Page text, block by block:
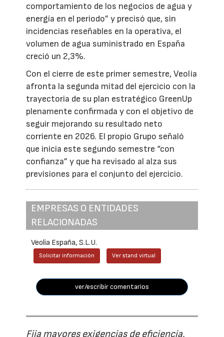
comportamiento de los negocios de agua y
energía en el periodo” y precisó que, sin
incidencias reseñables en la operativa, el
volumen de agua suministrado en España
creció un 2,3%.
Con el cierre de este primer semestre, Veolia
afronta la segunda mitad del ejercicio con la
trayectoria de su plan estratégico GreenUp
plenamente confirmada y con el objetivo de
seguir mejorando su resultado neto
corriente en 2026. El propio Grupo señaló
que inicia este segundo semestre “con
confianza” y que ha revisado al alza sus
previsiones para el conjunto del ejercicio.
EMPRESAS O ENTIDADES
RELACIONADAS
Veolia España, S.L.U.
Solicitar información Ver stand virtual
ver/escribir comentarios
Fija mayores exigencias de eficiencia,